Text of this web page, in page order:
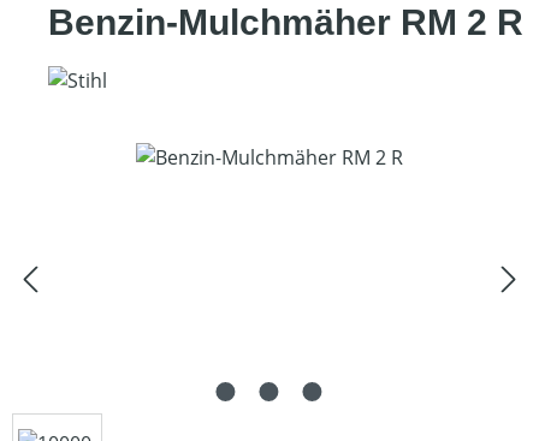
Benzin-Mulchmäher RM 2 R
Bildergalerie überspringen